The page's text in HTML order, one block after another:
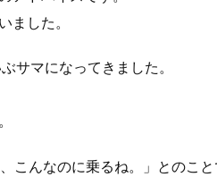
ました。
サマになってきました。
んなのに乗るね。」とのこと